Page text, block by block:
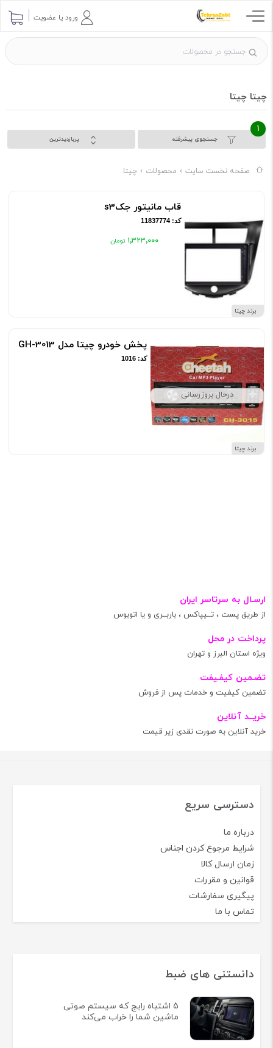
ورود یا عضویت
چیتا چیتا
جستجوی پیشرفته
1
پربازدیدترین
صفحه نخست سایت محصولات چیتا
برند چیتا
قاب مانیتور جکs3
کد: 11837774
۱٬۳۲۳٬۰۰۰
درحال بروزرسانی
برند چیتا
پخش خودرو چیتا مدل GH-3013
کد: 1016
ارسـال به سرتاسر ایران
از طریق پست ، تــیپاکس ، باربــری و یا اتوبوس
پرداخت در محل
ویژه استان البرز و تهران
تضـمین کیفـیفت
تضمین کیفیت و خدمات پس از فروش
خریــد آنلاین
خرید آنلاین به صورت نقدی زیر قیمت
دسترسی سریع
درباره ما
شرایط مرجوع کردن اجناس
زمان ارسال کالا
قوانین و مقررات
پیگیری سفارشات
تماس با ما
دانستنی های ضبط
5 اشتباه رایج که سیستم صوتی
ماشین شما را خراب می‌کند